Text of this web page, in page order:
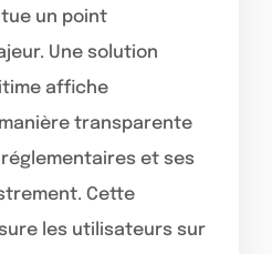
un point
Une solution
affiche
transparente
et ses
Cette
les utilisateurs sur